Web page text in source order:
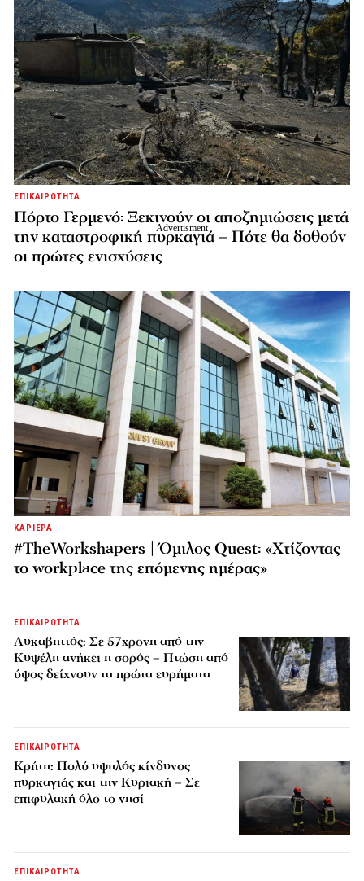
ΕΠΙΚΑΙΡΟΤΗΤΑ
Πόρτο Γερμενό: Ξεκινούν οι αποζημιώσεις μετά
την καταστροφική πυρκαγιά – Πότε θα δοθούν
οι πρώτες ενισχύσεις
ΚΑΡΙΕΡΑ
#TheWorkshapers | Όμιλος Quest: «Χτίζοντας
το workplace της επόμενης ημέρας»
ΕΠΙΚΑΙΡΟΤΗΤΑ
Λυκαβηττός: Σε 57χρονη από την
Κυψέλη ανήκει η σορός – Πτώση από
ύψος δείχνουν τα πρώτα ευρήματα
ΕΠΙΚΑΙΡΟΤΗΤΑ
Κρήτη: Πολύ υψηλός κίνδυνος
πυρκαγιάς και την Κυριακή – Σε
επιφυλακή όλο το νησί
ΕΠΙΚΑΙΡΟΤΗΤΑ